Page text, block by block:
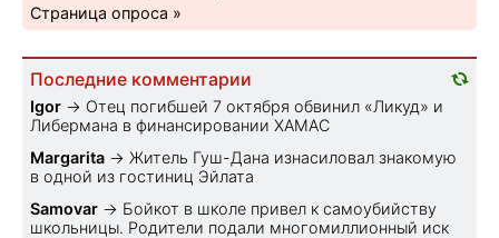
Страница опроса »
Последние комментарии
Igor → Отец погибшей 7 октября обвинил «Ликуд» и
Либермана в финансировании ХАМАС
Margarita → Житель Гуш-Дана изнасиловал знакомую
в одной из гостиниц Эйлата
Samovar → Бойкот в школе привел к самоубийству
школьницы. Родители подали многомиллионный иск